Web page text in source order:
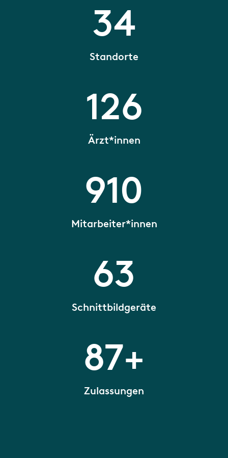
34
Standorte
126
Ärzt*innen
910
Mitarbeiter*innen
63
Schnittbildgeräte
87+
Zulassungen